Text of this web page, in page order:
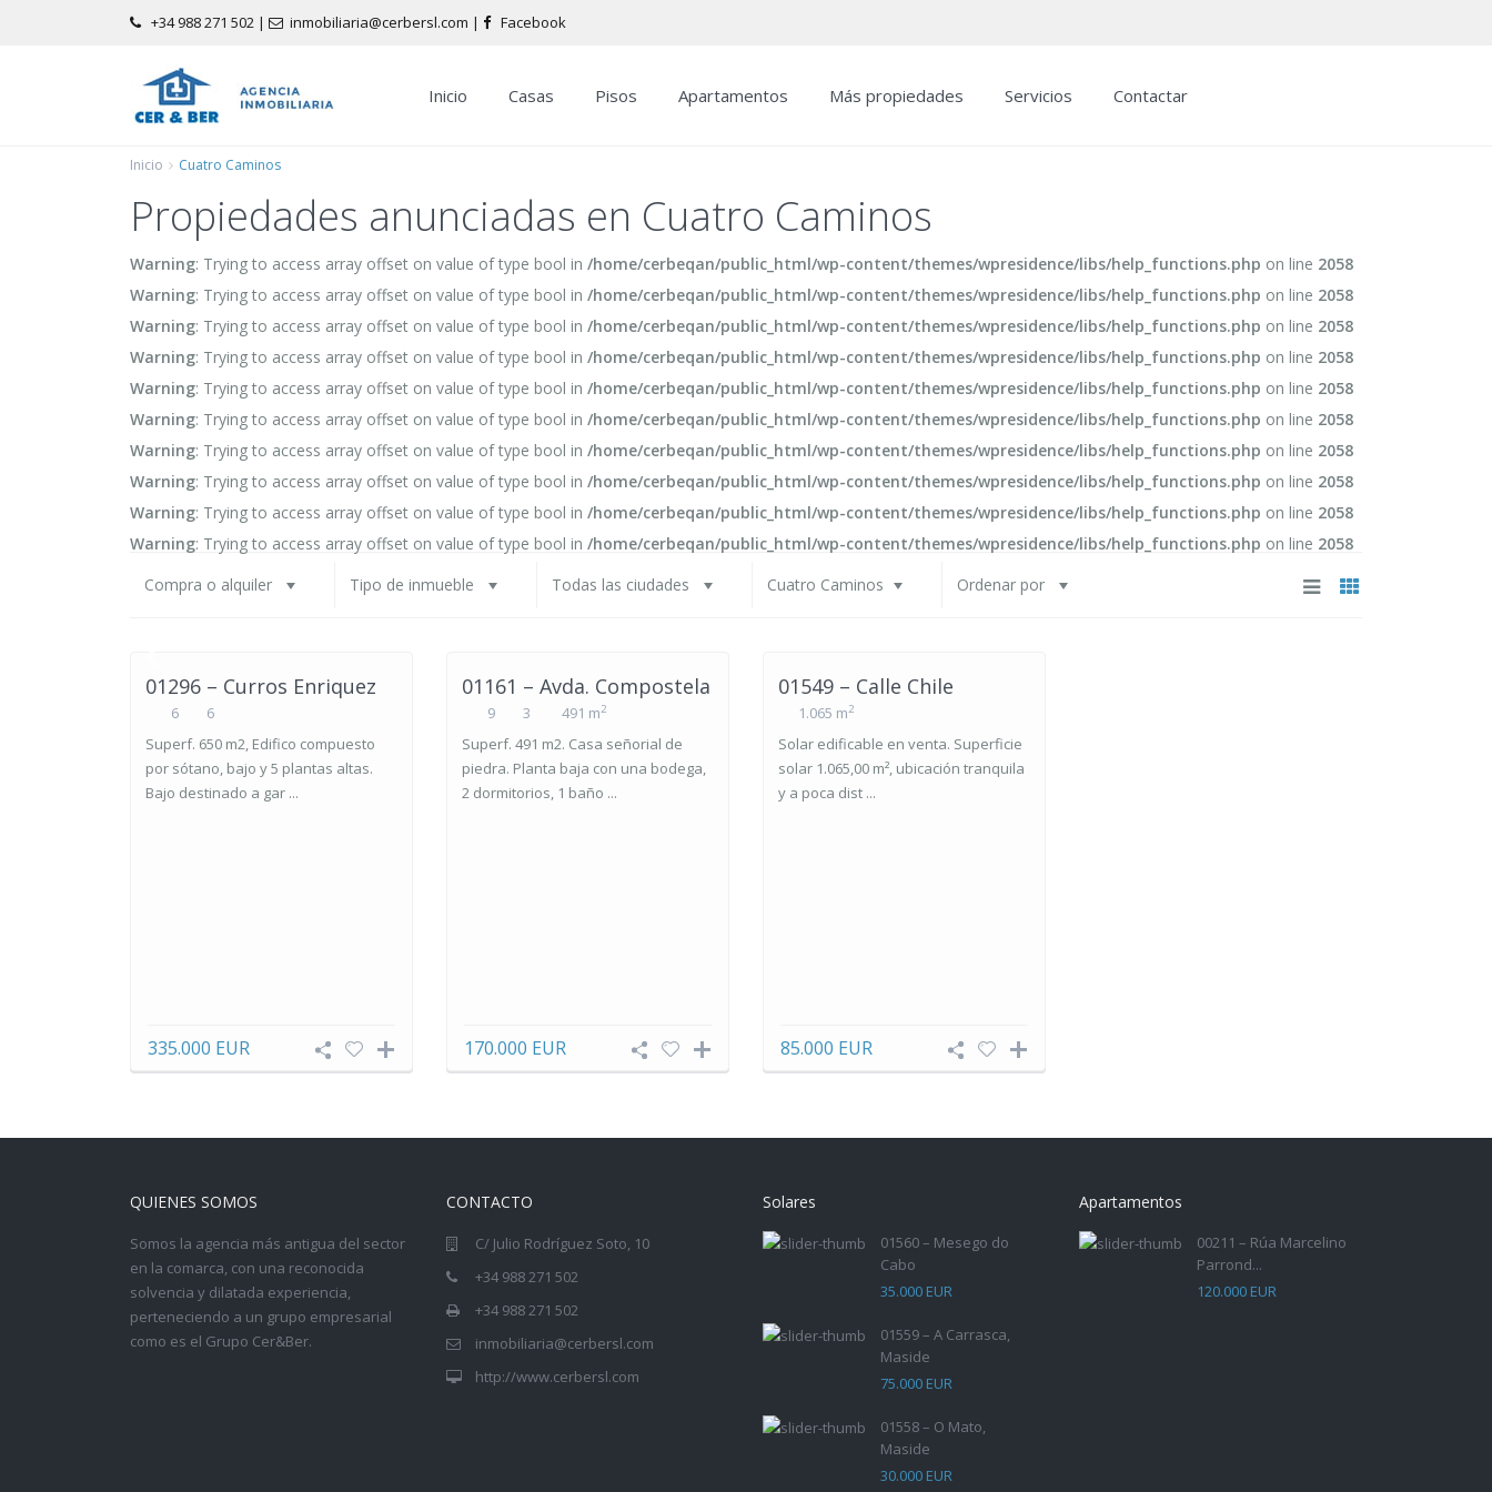
+34 988 271 502 | inmobiliaria@cerbersl.com | Facebook
Inicio Casas Pisos Apartamentos Más propiedades Servicios Contactar
Inicio Cuatro Caminos
Propiedades anunciadas en Cuatro Caminos
Warning: Trying to access array offset on value of type bool in /home/cerbeqan/public_html/wp-content/themes/wpresidence/libs/help_functions.php on line 2058
Warning: Trying to access array offset on value of type bool in /home/cerbeqan/public_html/wp-content/themes/wpresidence/libs/help_functions.php on line 2058
Warning: Trying to access array offset on value of type bool in /home/cerbeqan/public_html/wp-content/themes/wpresidence/libs/help_functions.php on line 2058
Warning: Trying to access array offset on value of type bool in /home/cerbeqan/public_html/wp-content/themes/wpresidence/libs/help_functions.php on line 2058
Warning: Trying to access array offset on value of type bool in /home/cerbeqan/public_html/wp-content/themes/wpresidence/libs/help_functions.php on line 2058
Warning: Trying to access array offset on value of type bool in /home/cerbeqan/public_html/wp-content/themes/wpresidence/libs/help_functions.php on line 2058
Warning: Trying to access array offset on value of type bool in /home/cerbeqan/public_html/wp-content/themes/wpresidence/libs/help_functions.php on line 2058
Warning: Trying to access array offset on value of type bool in /home/cerbeqan/public_html/wp-content/themes/wpresidence/libs/help_functions.php on line 2058
Warning: Trying to access array offset on value of type bool in /home/cerbeqan/public_html/wp-content/themes/wpresidence/libs/help_functions.php on line 2058
Warning: Trying to access array offset on value of type bool in /home/cerbeqan/public_html/wp-content/themes/wpresidence/libs/help_functions.php on line 2058
Compra o alquiler
Tipo de inmueble Todas las ciudades Cuatro Caminos Ordenar por
01296 – Curros Enriquez
6
6
Superf. 650 m2, Edifico compuesto
por sótano, bajo y 5 plantas altas.
Bajo destinado a gar ...
335.000 EUR
01161 – Avda. Compostela
9 3 491 m2
Superf. 491 m2. Casa señorial de
piedra. Planta baja con una bodega,
2 dormitorios, 1 baño ...
170.000 EUR
01549 – Calle Chile
1.065 m2
Solar edificable en venta. Superficie
solar 1.065,00 m², ubicación tranquila
y a poca dist ...
85.000 EUR
QUIENES SOMOS
Somos la agencia más antigua del sector
en la comarca, con una reconocida
solvencia y dilatada experiencia,
perteneciendo a un grupo empresarial
como es el Grupo Cer&Ber.
CONTACTO
C/ Julio Rodríguez Soto, 10
+34 988 271 502
+34 988 271 502
inmobiliaria@cerbersl.com
http://www.cerbersl.com
Solares
01560 – Mesego do
Cabo
35.000 EUR
01559 – A Carrasca,
Maside
75.000 EUR
01558 – O Mato,
Maside
30.000 EUR
Apartamentos
00211 – Rúa Marcelino
Parrond...
120.000 EUR